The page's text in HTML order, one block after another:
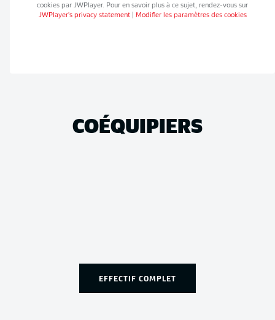
cookies par JWPlayer. Pour en savoir plus à ce sujet, rendez-vous sur
JWPlayer's privacy statement| Modifier les paramètres des cookies
COÉQUIPIERS
EFFECTIF COMPLET